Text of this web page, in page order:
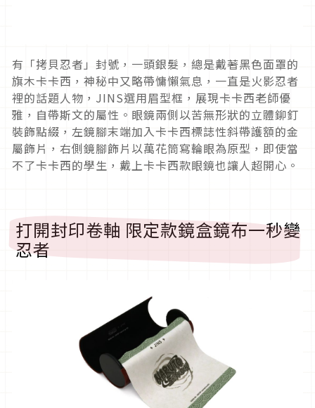
有「拷貝忍者」封號，一頭銀髮，總是戴著黑色面罩的
旗木卡卡西， 神秘中又略帶慵懶氣息，一直是火影忍者
裡的話題人物， JINS選用眉型框，展現卡卡西老師優
雅，自帶斯文的屬性。 眼鏡兩側以苦無形狀的立體鉚釘
裝飾點綴， 左鏡腳末端加入卡卡西標誌性斜帶護額的金
屬飾片， 右側鏡腳飾片以萬花筒寫輪眼為原型，即使當
不了卡卡西的學生， 戴上卡卡西款眼鏡也讓人超開心。
打開封印卷軸 限定款鏡盒鏡布一秒變
忍者